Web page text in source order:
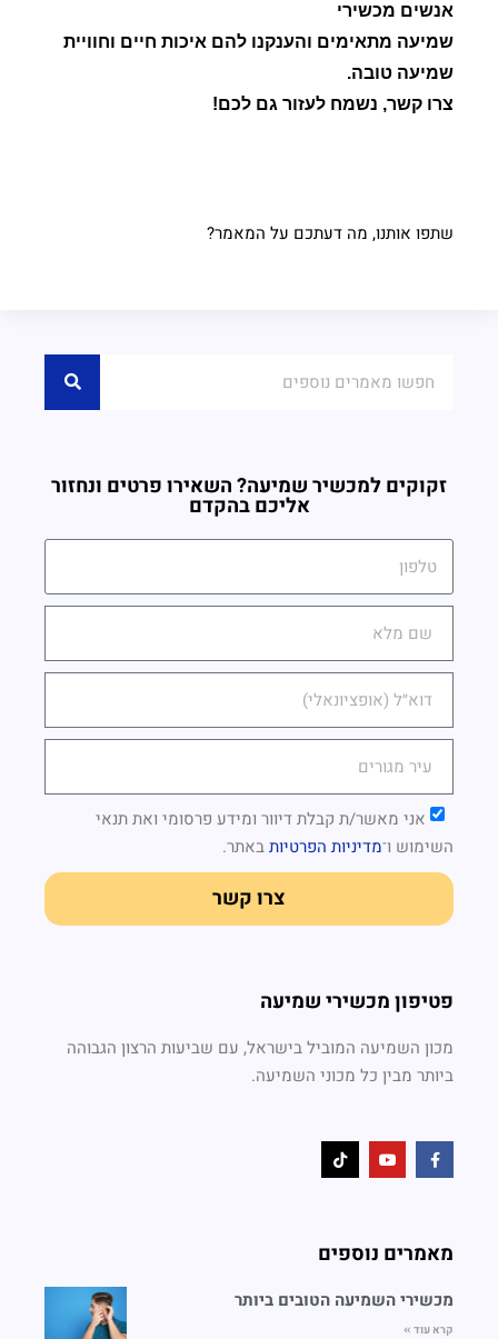
אנשים מכשירי
שמיעה מתאימים והענקנו להם איכות חיים וחוויית
שמיעה טובה.
צרו קשר, נשמח לעזור גם לכם!
שתפו אותנו, מה דעתכם על המאמר?
זקוקים למכשיר שמיעה? השאירו פרטים ונחזור
אליכם בהקדם
אני מאשר/ת קבלת דיוור ומידע פרסומי ואתתנאי
השימוש ו־מדיניות הפרטיותבאתר.
צרו קשר
פטיפון מכשירי שמיעה
מכון השמיעה המוביל בישראל, עם שביעות הרצון הגבוהה
ביותר מבין כל מכוני השמיעה.
מאמרים נוספים
מכשירי השמיעה הטובים ביותר
קרא עוד »